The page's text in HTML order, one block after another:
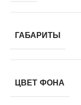
ГАБАРИТЫ
ЦВЕТ ФОНА